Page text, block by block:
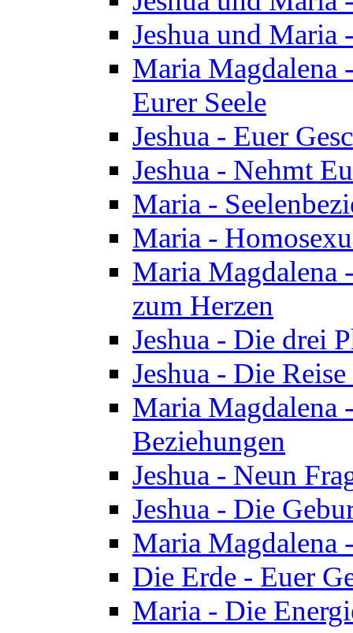
Jeshua und Maria
Maria Magdalena
Eurer Seele
Jeshua - Euer
Jeshua - Nehmt
Maria -
Maria -
Maria Magdalena
zum Herzen
Jeshua - Die drei
Jeshua - Die
Maria Magdalena
Beziehungen
Jeshua - Neun
Jeshua - Die
Maria Magdalena
Die Erde - Euer
Maria - Die